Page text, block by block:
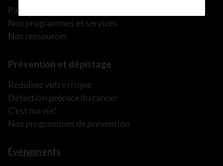
Parler à une personne de confiance
Nos programmes et services
Nos ressources
Prévention et dépistage
Réduisez votre risque
Détection précoce du cancer
C’est ma vie!
Nos programmes de prévention
Événements